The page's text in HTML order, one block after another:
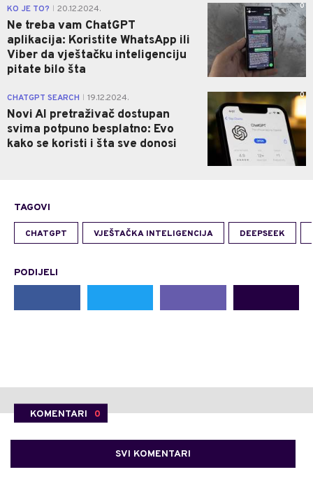
KO JE TO? 20.12.2024.
Ne treba vam ChatGPT
aplikacija: Koristite WhatsApp ili
Viber da vještačku inteligenciju
pitate bilo šta
0
CHATGPT SEARCH 19.12.2024.
Novi AI pretraživač dostupan
svima potpuno besplatno: Evo
kako se koristi i šta sve donosi
0
TAGOVI
CHATGPT VJEŠTAČKA INTELIGENCIJA DEEPSEEK
PODIJELI
KOMENTARI 0
SVI KOMENTARI